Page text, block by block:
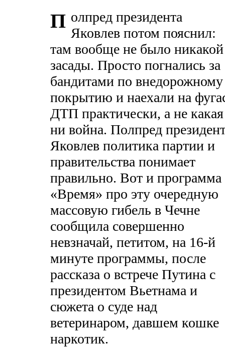
П олпред президента
Яковлев потом пояснил:
там вообще не было никакой
засады. Просто погнались за
бандитами по внедорожному
покрытию и наехали на
ДТП практически, а не какая
ни война. Полпред
Яковлев политика партии и
правительства понимает
правильно. Вот и программа
«Время» про эту очередную
массовую гибель в Чечне
сообщила совершенно
невзначай, петитом, на 16-й
минуте программы, после
рассказа о встрече Путина с
президентом Вьетнама и
сюжета о суде над
ветеринаром, давшем кошке
наркотик.